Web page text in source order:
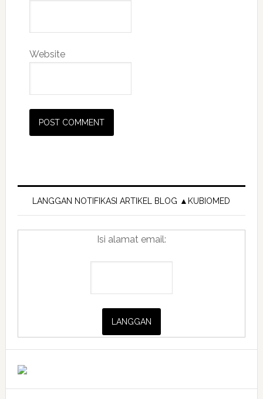
Website
Primary
Sidebar
LANGGAN NOTIFIKASI ARTIKEL BLOG ▲KUBIOMED
Isi alamat email: